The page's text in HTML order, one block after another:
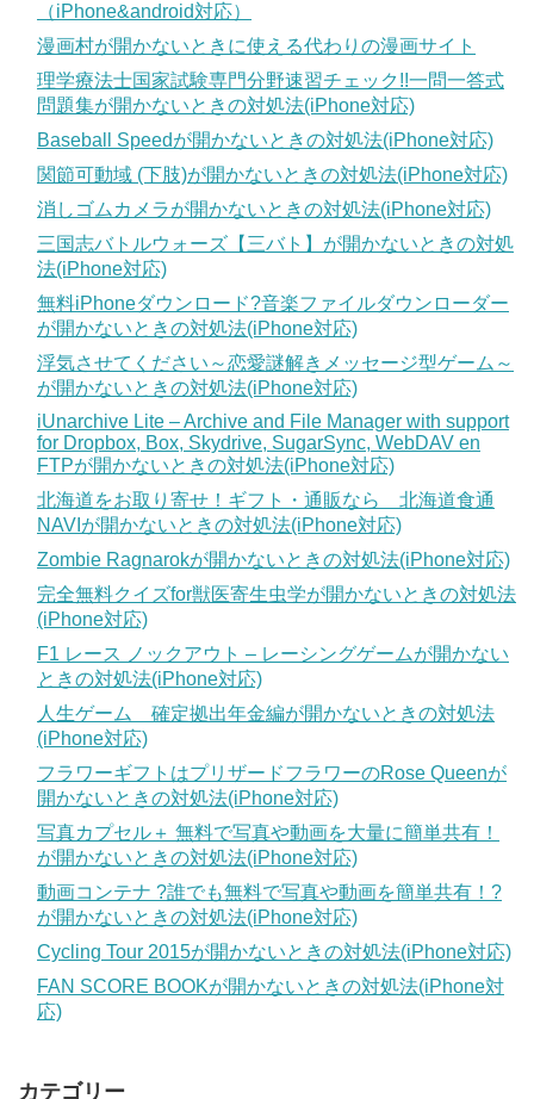
（iPhone&android対応）
漫画村が開かないときに使える代わりの漫画サイト
理学療法士国家試験専門分野速習チェック!!一問一答式
問題集が開かないときの対処法(iPhone対応)
Baseball Speedが開かないときの対処法(iPhone対応)
関節可動域 (下肢)が開かないときの対処法(iPhone対応)
消しゴムカメラが開かないときの対処法(iPhone対応)
三国志バトルウォーズ【三バト】が開かないときの対処
法(iPhone対応)
無料iPhoneダウンロード?音楽ファイルダウンローダー
が開かないときの対処法(iPhone対応)
浮気させてください～恋愛謎解きメッセージ型ゲーム～
が開かないときの対処法(iPhone対応)
iUnarchive Lite – Archive and File Manager with support
for Dropbox, Box, Skydrive, SugarSync, WebDAV en
FTPが開かないときの対処法(iPhone対応)
北海道をお取り寄せ！ギフト・通販なら 北海道食通
NAVIが開かないときの対処法(iPhone対応)
Zombie Ragnarokが開かないときの対処法(iPhone対応)
完全無料クイズfor獣医寄生虫学が開かないときの対処法
(iPhone対応)
F1 レース ノックアウト – レーシングゲームが開かない
ときの対処法(iPhone対応)
人生ゲーム 確定拠出年金編が開かないときの対処法
(iPhone対応)
フラワーギフトはプリザードフラワーのRose Queenが
開かないときの対処法(iPhone対応)
写真カプセル＋ 無料で写真や動画を大量に簡単共有！
が開かないときの対処法(iPhone対応)
動画コンテナ ?誰でも無料で写真や動画を簡単共有！?
が開かないときの対処法(iPhone対応)
Cycling Tour 2015が開かないときの対処法(iPhone対応)
FAN SCORE BOOKが開かないときの対処法(iPhone対
応)
カテゴリー